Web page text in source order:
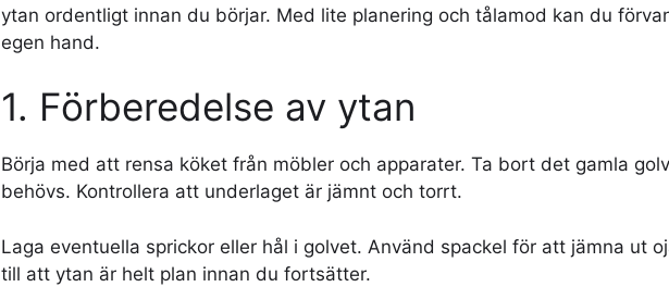
ytan ordentligt innan du börjar. Med lite planering och tålamod kan du
egen hand.
1. Förberedelse av ytan
Börja med att rensa köket från möbler och apparater. Ta bort det gamla
behövs. Kontrollera att underlaget är jämnt och torrt.
Laga eventuella sprickor eller hål i golvet. Använd spackel för att jämna ut
till att ytan är helt plan innan du fortsätter.